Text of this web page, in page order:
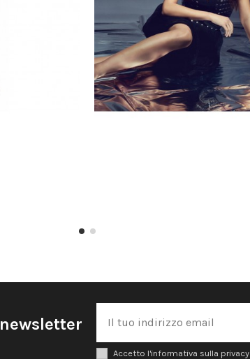
Accetto l'informativa sulla privacy